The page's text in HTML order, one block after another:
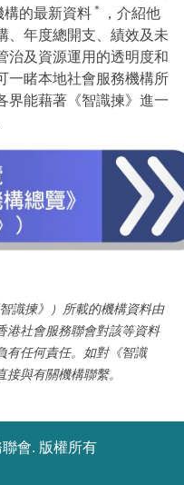
構的最新資料 ＊
，介紹他
、年度總開支、績效及未
治及資源運用的透明度和
一睹本地社會服務機構所
界能藉著《智識揀》進一
識揀》）所載的機構資料由
港社會服務聯會對該等資料
有任何責任。如對《智識
與有關機構聯繫。
會. 版權所有